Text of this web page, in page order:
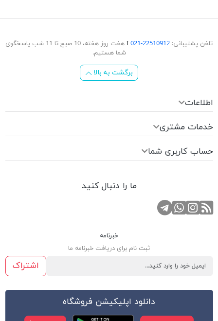
تلفن پشتیبانی: 22510912-021
هفت روز هفته، 10 صبح تا 11 شب پاسخگوی
شما هستیم.
برگشت به بالا
اطلاعات
خدمات مشتری
حساب کاربری شما
ما را دنبال کنید
RSSصفحه اینستاگرام
تماس با واتس اپ
کانال تلگرام
خبرنامه
ثبت نام برای دریافت خبرنامه ما
اشتراک
دانلود اپلیکیشن فروشگاه